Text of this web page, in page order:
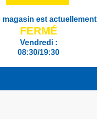
magasin est actuellement
FERMÉ
Vendredi :
08:30/19:30